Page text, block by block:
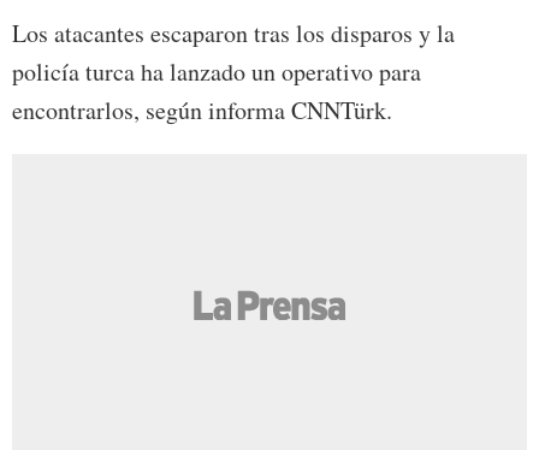
Los atacantes escaparon tras los disparos y la
policía turca ha lanzado un operativo para
encontrarlos, según informa CNNTürk.